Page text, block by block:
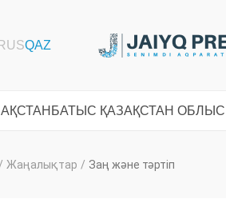
БАТЫС ҚАЗАҚСТАН
Жаңалықтар / Заң және тәртіп